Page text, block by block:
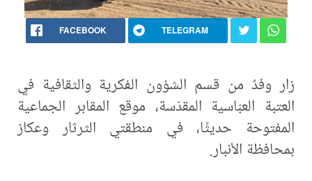
FACEBOOK TELEGRAM
زار وفدٌ من قسم الشؤون الفكرية والثقافية في
العتبة العبّاسية المقدّسة، موقع المقابر الجماعية
المفتوحة حديثًا، في منطقتي الثرثار وعكاز
بمحافظة الأنبار.